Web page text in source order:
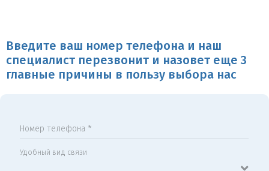
Введите ваш номер телефона и наш
специалист перезвонит и назовет еще 3
главные причины в пользу выбора нас
Номер телефона *
Удобный вид связи